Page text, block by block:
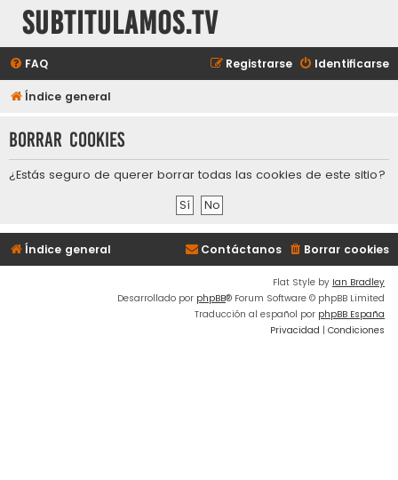
subtitulamos.tv
FAQ Identificarse
Registrarse
Índice general
Borrar cookies
¿Estás seguro de querer borrar todas las cookies de este sitio?
Índice general Borrar cookies
Contáctanos
Flat Style by Ian Bradley
Desarrollado por phpBB® Forum Software © phpBB Limited
Traducción al español por phpBB España
Privacidad | Condiciones